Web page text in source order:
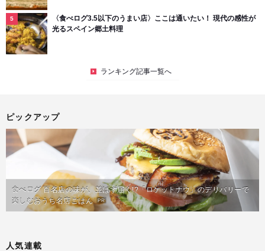
〈食べログ3.5以下のうまい店〉ここは通いたい！ 現代の感性が
光るスペイン郷土料理
ランキング記事一覧へ
ピックアップ
食べログ 百名店の味が、並ばず届く!?「ロケットナウ」のデリバリーで
楽しむおうち名店ごはん PR
人気連載